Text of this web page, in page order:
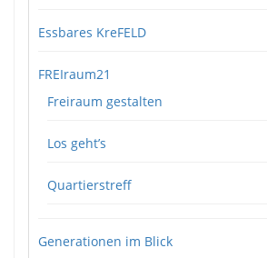
Essbares KreFELD
FREIraum21
Freiraum gestalten
Los geht’s
Quartierstreff
Generationen im Blick